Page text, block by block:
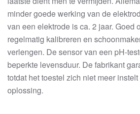
minder goede werking van de
van een elektrode is ca. 2 jaar. Goed
regelmatig kalibreren en
verlengen. De sensor van een pH-
beperkte levensduur. De fabrikant
totdat het toestel zich niet meer
oplossing.